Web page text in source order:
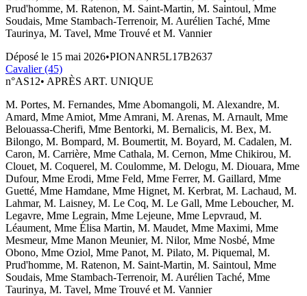
Prud'homme, M. Ratenon, M. Saint-Martin, M. Saintoul, Mme
Soudais, Mme Stambach-Terrenoir, M. Aurélien Taché, Mme
Taurinya, M. Tavel, Mme Trouvé et M. Vannier
Déposé le 15 mai 2026•PIONANR5L17B2637
Cavalier (45)
n°AS12• APRÈS ART. UNIQUE
M. Portes, M. Fernandes, Mme Abomangoli, M. Alexandre, M.
Amard, Mme Amiot, Mme Amrani, M. Arenas, M. Arnault, Mme
Belouassa-Cherifi, Mme Bentorki, M. Bernalicis, M. Bex, M.
Bilongo, M. Bompard, M. Boumertit, M. Boyard, M. Cadalen, M.
Caron, M. Carrière, Mme Cathala, M. Cernon, Mme Chikirou, M.
Clouet, M. Coquerel, M. Coulomme, M. Delogu, M. Diouara, Mme
Dufour, Mme Erodi, Mme Feld, Mme Ferrer, M. Gaillard, Mme
Guetté, Mme Hamdane, Mme Hignet, M. Kerbrat, M. Lachaud, M.
Lahmar, M. Laisney, M. Le Coq, M. Le Gall, Mme Leboucher, M.
Legavre, Mme Legrain, Mme Lejeune, Mme Lepvraud, M.
Léaument, Mme Élisa Martin, M. Maudet, Mme Maximi, Mme
Mesmeur, Mme Manon Meunier, M. Nilor, Mme Nosbé, Mme
Obono, Mme Oziol, Mme Panot, M. Pilato, M. Piquemal, M.
Prud'homme, M. Ratenon, M. Saint-Martin, M. Saintoul, Mme
Soudais, Mme Stambach-Terrenoir, M. Aurélien Taché, Mme
Taurinya, M. Tavel, Mme Trouvé et M. Vannier